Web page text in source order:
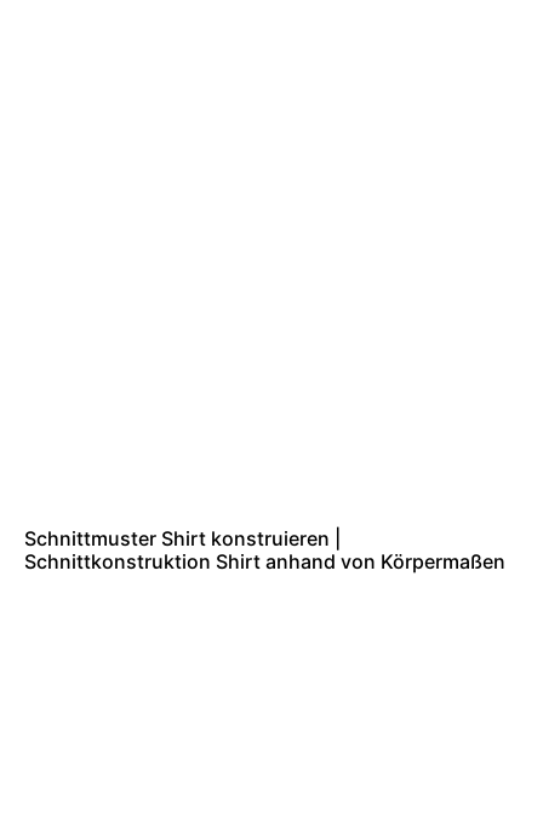
Schnittmuster Shirt konstruieren |
Schnittkonstruktion Shirt anhand von Körpermaßen